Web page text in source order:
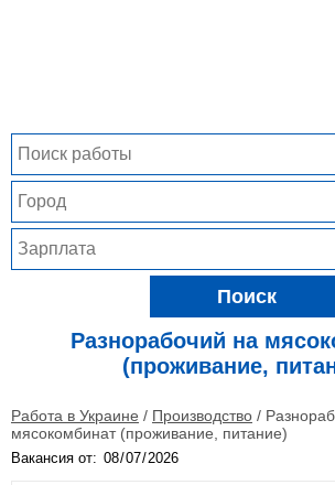
Поиск
Разнорабочий на
(проживание,
Работа в Украине / Производство /
мясокомбинат (проживание, питание)
Вакансия от: